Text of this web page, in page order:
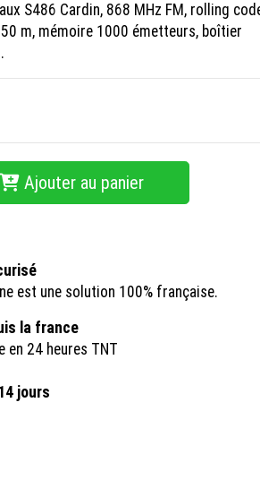
S486 Cardin, 868 MHz FM, rolling
m, mémoire 1000 émetteurs, boîtier
Ajouter au panier
est une solution 100% française.
la france
en 24 heures TNT
jours